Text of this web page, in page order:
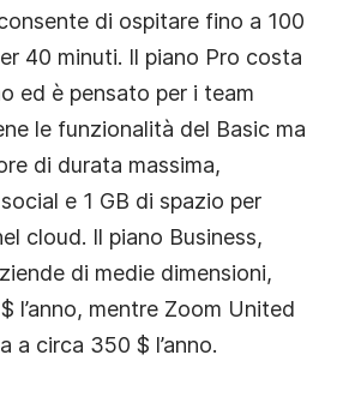
di ospitare fino a 100
40 minuti. Il piano Pro costa
ed è pensato per i team
le funzionalità del Basic ma
di durata massima,
e 1 GB di spazio per
cloud. Il piano Business,
di medie dimensioni,
l’anno, mentre Zoom United
a circa 350 $ l’anno.